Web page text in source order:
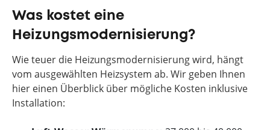
Was kostet eine
Heizungsmodernisierung?
Wie teuer die Heizungsmodernisierung wird, hängt
vom ausgewählten Heizsystem ab. Wir geben Ihnen
hier einen Überblick über mögliche Kosten inklusive
Installation: